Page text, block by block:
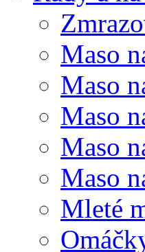
Maso
Maso
Maso
Maso
Maso
Mleté